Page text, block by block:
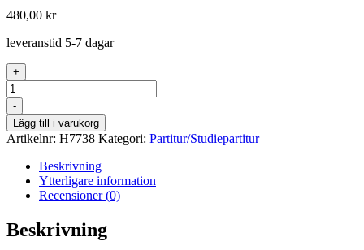
480,00 kr
leveranstid 5-7 dagar
+
Antal
-
Lägg till i varukorg
Artikelnr: H7738 Kategori: Partitur/Studiepartitur
Beskrivning
Ytterligare information
Recensioner (0)
Beskrivning